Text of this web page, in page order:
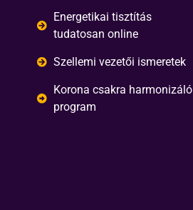
Energetikai tisztítás
tudatosan online
Szellemi vezetői ismeretek
Korona csakra harmonizáló
program